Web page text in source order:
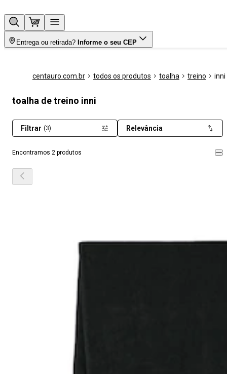
Entrega ou retirada? Informe o seu CEP
centauro.com.br todos os produtos toalha treino inni
toalha de treino inni
Encontramos 2 produtos
Filtrar (3) Relevância